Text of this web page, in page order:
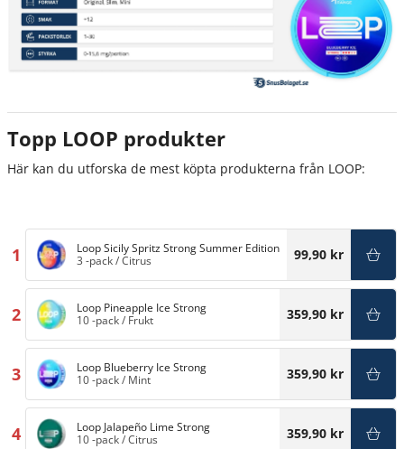
Topp LOOP produkter
Här kan du utforska de mest köpta produkterna från LOOP:
1
Loop Sicily Spritz Strong Summer Edition
3 -pack/Citrus 99,90 kr
2
Loop Pineapple Ice Strong
10 -pack/ Frukt 359,90 kr
3
Loop Blueberry Ice Strong
10 -pack/ Mint 359,90 kr
4
Loop Jalapeño Lime Strong
10 -pack/Citrus 359,90 kr